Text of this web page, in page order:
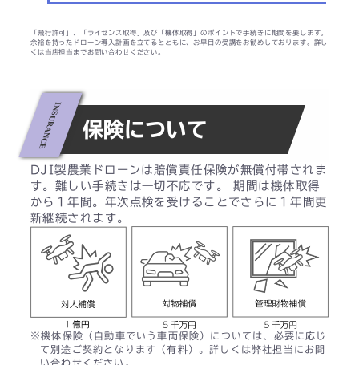
「飛行許可」、「ライセンス取得」及び「機体取得」のポイントで手続きに期間を要します。
余裕を持ったドローン導入計画を立てるとともに、お早目の受講をお勧めしております。詳し
くは当店担当までお問い合わせください。
保険について
DJI製農業ドローンは賠償責任保険が無償付帯されま
す。難しい手続きは一切不応です。 期間は機体取得
から１年間。年次点検を受けることでさらに１年間更
新継続されます。
※機体保険（自動車でいう車両保険）については、必要に応じ
て別途ご契約となります（有料）。詳しくは弊社担当にお問
い合わせください。